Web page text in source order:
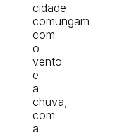
cidade
comungam
com
o
vento
e
a
chuva,
com
a